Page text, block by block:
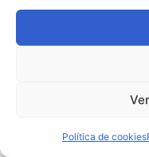
Política de cookies